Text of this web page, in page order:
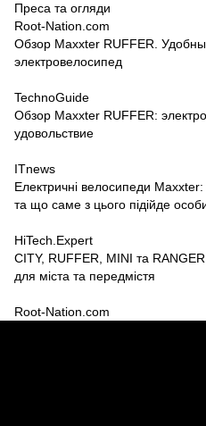
Преса та огляди
Root-Nation.com
Обзор Maxxter RUFFER.
электровелосипед
TechnoGuide
Обзор Maxxter RUFFER:
удовольствие
ITnews
Електричні велосипеди Maxxter:
та що саме з цього підійде
HiTech.Expert
CITY, RUFFER, MINI та
для міста та передмістя
Root-Nation.com